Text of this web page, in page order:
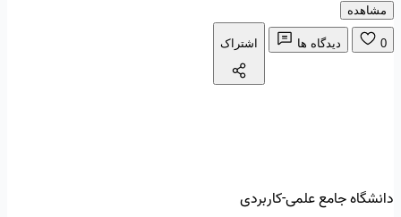
مشاهده
0 دیدگاه ها اشتراک
دانشگاه جامع علمی-کاربردی